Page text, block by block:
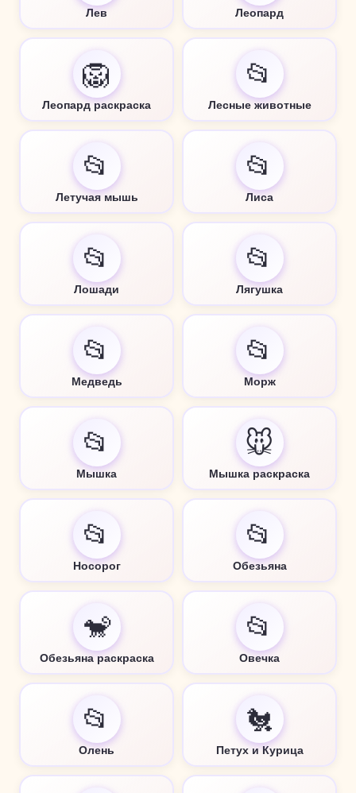
Лев Леопард
🦁
Леопард раскраска
📂
Лесные животные
📂
Летучая мышь
📂
Лиса
📂
Лошади
📂
Лягушка
📂
Медведь
📂
Морж
📂
Мышка
🐭
Мышка раскраска
📂
Носорог
📂
Обезьяна
🐒
Обезьяна раскраска
📂
Овечка
📂
Олень
🐔
Петух и Курица